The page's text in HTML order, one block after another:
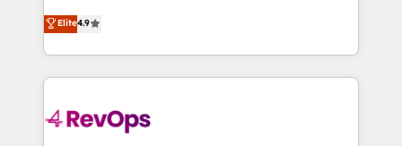
HubSpot experience ✔️Flexible pricing models —
Hourly-fee (assigned one Dedicated HubSpot
requirement). ✔️Helped over 25,000+ customers so
far with our HubSpot solutions. ✔️Bespoke apps &
Hire an agency that's experienced in every inch of
HubSpot and willing to work hand-in-hand with your
team to simplify the complex and build a better
experience for your team and customers.
Elite4.9